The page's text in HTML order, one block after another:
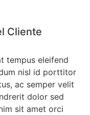
Cliente
tempus eleifend
nisl id porttitor
ac semper velit
dolor sed
sit amet orci